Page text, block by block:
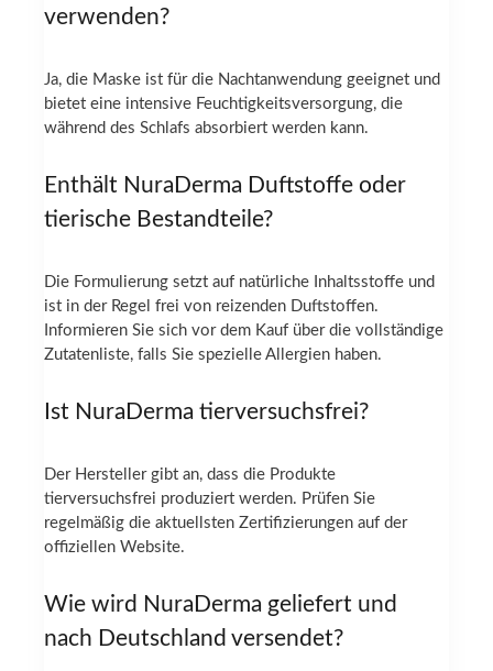
verwenden?
Ja, die Maske ist für die Nachtanwendung geeignet und
bietet eine intensive Feuchtigkeitsversorgung, die
während des Schlafs absorbiert werden kann.
Enthält NuraDerma Duftstoffe oder
tierische Bestandteile?
Die Formulierung setzt auf natürliche Inhaltsstoffe und
ist in der Regel frei von reizenden Duftstoffen.
Informieren Sie sich vor dem Kauf über die vollständige
Zutatenliste, falls Sie spezielle Allergien haben.
Ist NuraDerma tierversuchsfrei?
Der Hersteller gibt an, dass die Produkte
tierversuchsfrei produziert werden. Prüfen Sie
regelmäßig die aktuellsten Zertifizierungen auf der
offiziellen Website.
Wie wird NuraDerma geliefert und
nach Deutschland versendet?